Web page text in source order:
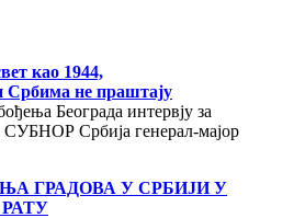
као 1944,
Србима не праштају
Београда интервју за
Србија генерал-мајор
ГРАДОВА У СРБИЈИ У